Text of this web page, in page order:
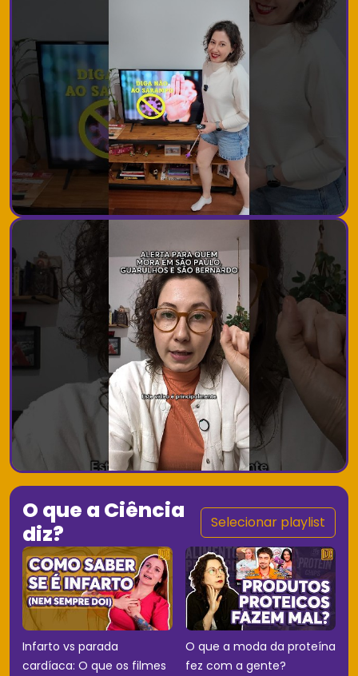
O que a Ciência
diz?
Selecionar playlist
Infarto vs parada
cardíaca: O que os filmes
O que a moda da proteína
fez com a gente?